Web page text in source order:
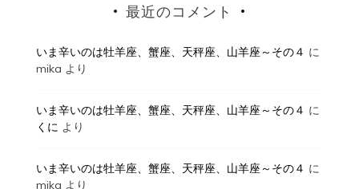
最近のコメント
いま辛いのは牡羊座、蟹座、天秤座、山羊座～その４ に
mika より
いま辛いのは牡羊座、蟹座、天秤座、山羊座～その４ に
くに より
いま辛いのは牡羊座、蟹座、天秤座、山羊座～その４ に
mika より